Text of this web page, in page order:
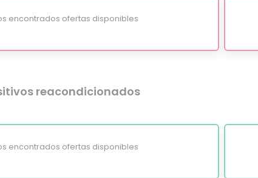
encontrados ofertas disponibles
reacondicionados
encontrados ofertas disponibles